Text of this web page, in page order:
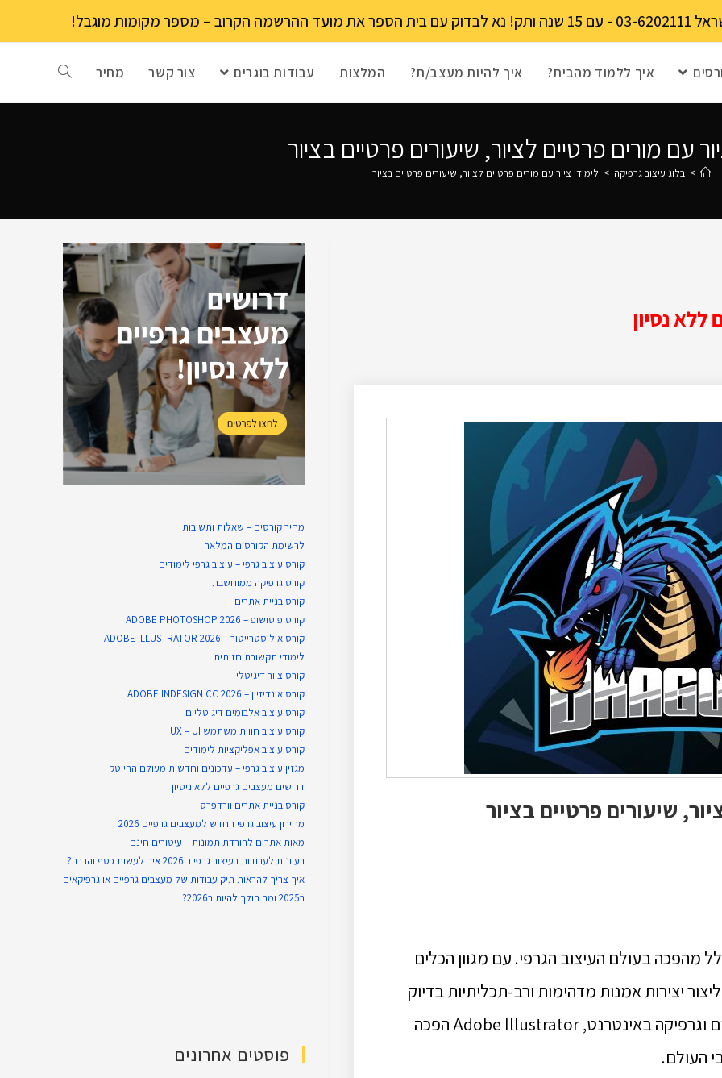
מוגבל!
איך ללמוד מהבית? איך להיות מעצב/ת? המלצות עבודות בוגרים צור קשר מחיר
עם מורים פרטיים לציור, שיעורים פרטיים בציור
> בלוג עיצוב גרפיקה > לימודי ציור עם מורים פרטיים לציור, שיעורים פרטיים בציור
נסיון
שיעורים פרטיים בציור
עם מגוון הכלים
יצירות אמנות מדהימות ורב-תכליתיות בדיוק
מעיצוב לוגו ועד טיפוגרפיה, איורים וגרפיקה באינטרנט, Adobe Illustrator הפכה
העולם.
מחיר קורסים – שאלות ותשובות
לרשימת הקורסים המלאה
קורס עיצוב גרפי – עיצוב גרפי לימודים
קורס גרפיקה ממוחשבת
קורס בניית​ אתרים
קורס פוטושופ – ADOBE PHOTOSHOP 2026
קורס אילוסטרייטור – ADOBE ILLUSTRATOR 2026
לימודי תקשורת חזותית
קורס ציור דיגיטלי
קורס אינדיזיין – ADOBE INDESIGN CC 2026
קורס עיצוב אלבומים דיגיטליים
קורס עיצוב חווית משתמש UX – UI
קורס עיצוב אפליקציות לימודים
מגזין עיצוב גרפי – עדכונים וחדשות מעולם ההייטק
דרושים מעצבים גרפיים ללא ניסיון
קורס בניית אתרים וורדפרס
מחירון עיצוב גרפי החדש למעצבים גרפיים 2026
מאות אתרים להורדת תמונות – עיטורים חינם
רעיונות לעבודות בעיצוב גרפי ב 2026 איך לעשות כסף והרבה?
איך צריך להראות תיק עבודות של מעצבים גרפיים או גרפיקאים
ב2025 ומה הולך להיות ב2026?
פוסטים אחרונים